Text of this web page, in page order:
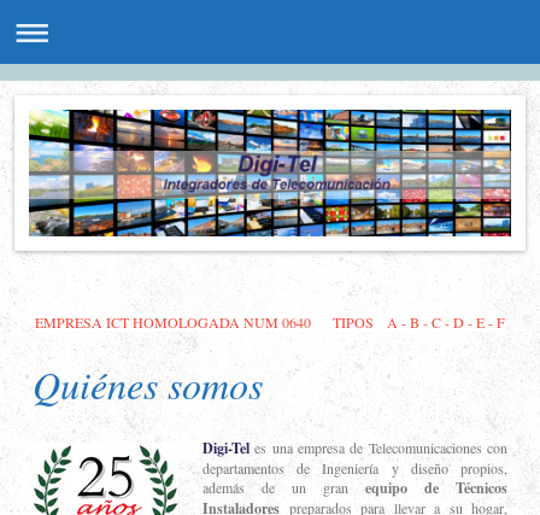
EMPRESA ICT HOMOLOGADA NUM 0640 TIPOS A - B - C - D - E - F
Quiénes somos
Digi-Tel es una empresa de Telecomunicaciones con
departamentos de Ingeniería y diseño propios,
además de un granequipo de Técnicos
Instaladores preparados para llevar a su hogar,